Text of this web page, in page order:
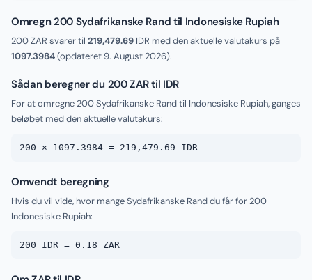
Omregn 200 Sydafrikanske Rand til Indonesiske Rupiah
200 ZAR svarer til 219,479.69 IDR med den aktuelle valutakurs på
1097.3984(opdateret9. August 2026).
Sådan beregner du 200 ZAR til IDR
For at omregne 200 Sydafrikanske Rand til Indonesiske Rupiah, ganges
beløbet med den aktuelle valutakurs:
200 × 1097.3984 = 219,479.69 IDR
Omvendt beregning
Hvis du vil vide, hvor mange Sydafrikanske Rand du får for 200
Indonesiske Rupiah:
200 IDR = 0.18 ZAR